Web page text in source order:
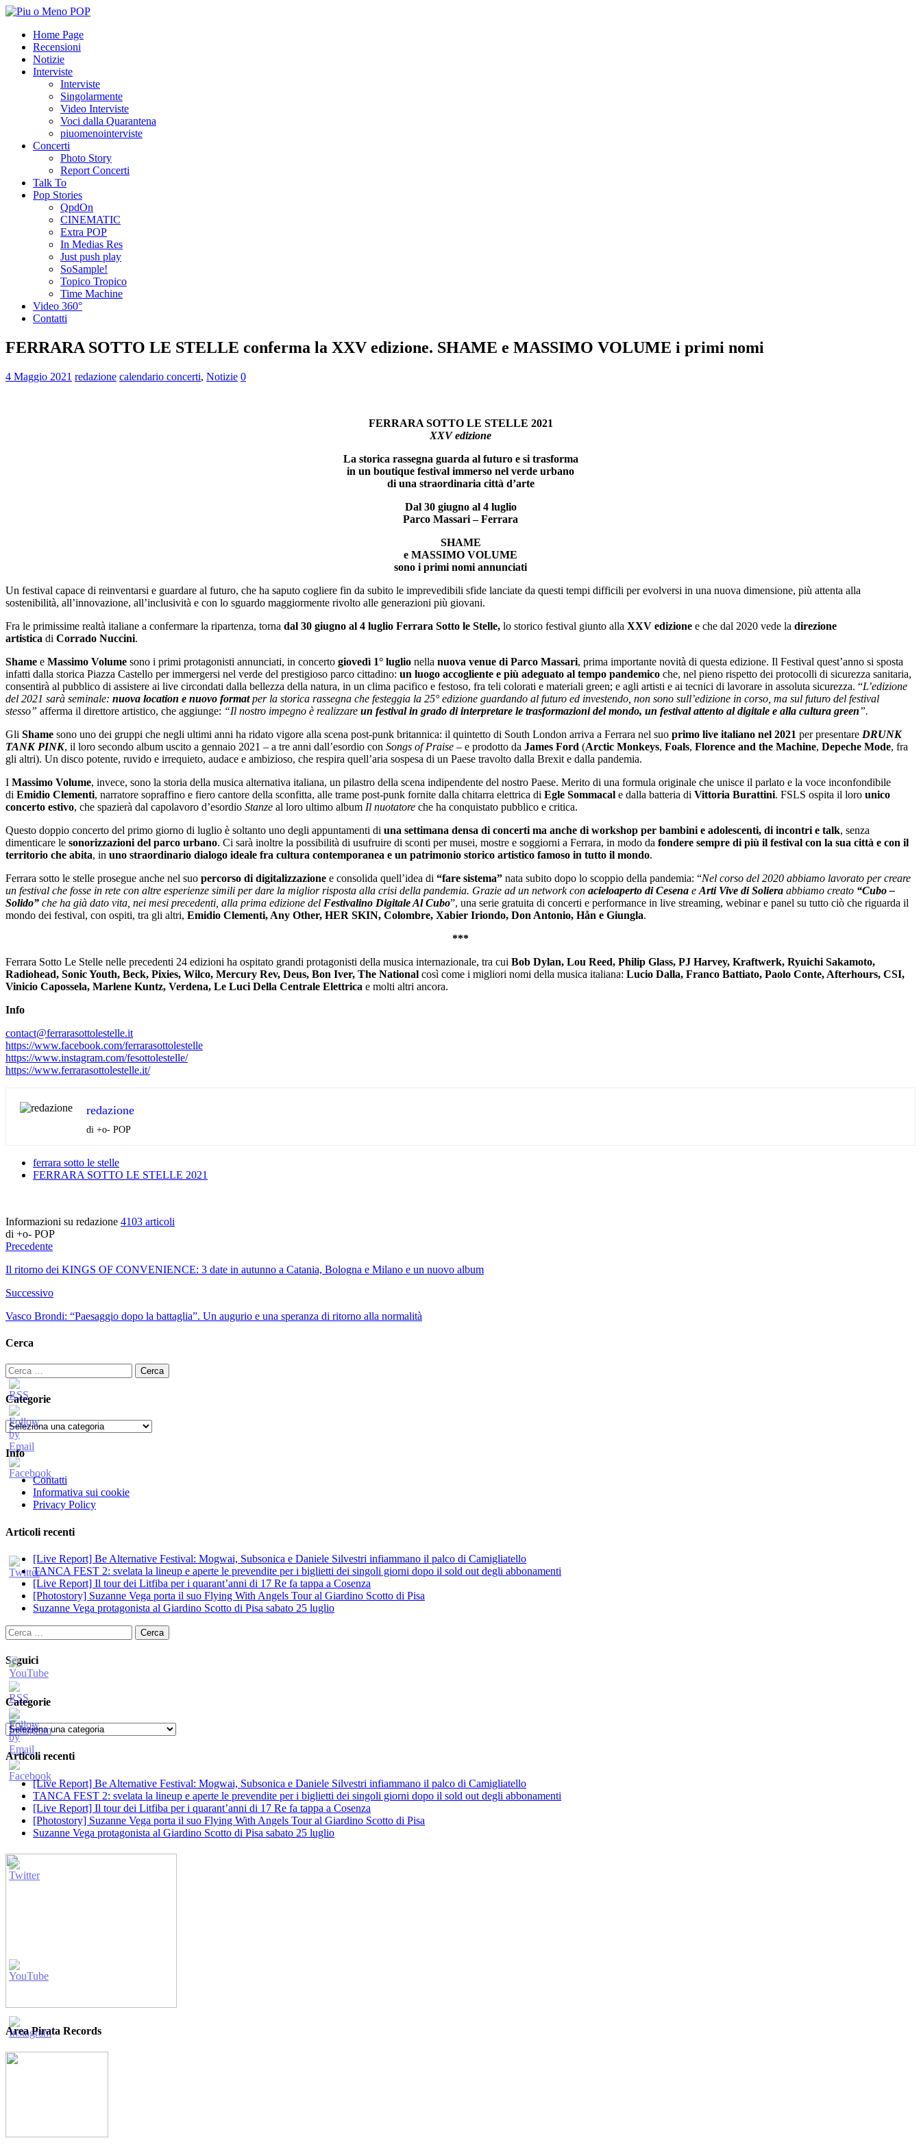
Home Page
Recensioni
Notizie
Interviste
Interviste
Singolarmente
Video Interviste
Voci dalla Quarantena
piuomenointerviste
Concerti
Photo Story
Report Concerti
Talk To
Pop Stories
QpdOn
CINEMATIC
Extra POP
In Medias Res
Just push play
SoSample!
Topico Tropico
Time Machine
Video 360°
Contatti
FERRARA SOTTO LE STELLE conferma la XXV edizione. SHAME e MASSIMO VOLUME i primi nomi
4 Maggio 2021 redazione calendario concerti, Notizie 0
FERRARA SOTTO LE STELLE 2021
XXV edizione
La storica rassegna guarda al futuro e si trasforma
in un boutique festival immerso nel verde urbano
di una straordinaria città d’arte
Dal 30 giugno al 4 luglio
Parco Massari – Ferrara
SHAME
e MASSIMO VOLUME
sono i primi nomi annunciati
Un festival capace di reinventarsi e guardare al futuro, che ha saputo cogliere fin da subito le imprevedibili sfide lanciate da questi tempi difficili per evolversi in una nuova dimensione, più attenta alla
sostenibilità, all’innovazione, all’inclusività e con lo sguardo maggiormente rivolto alle generazioni più giovani.
Fra le primissime realtà italiane a confermare la ripartenza, torna dal 30 giugno al 4 luglio Ferrara Sotto le Stelle, lo storico festival giunto alla XXV edizione e che dal 2020 vede la direzione
artistica di Corrado Nuccini.
Shame e Massimo Volume sono i primi protagonisti annunciati, in concerto giovedì 1° luglio nella nuova venue di Parco Massari, prima importante novità di questa edizione. Il Festival quest’anno si sposta
infatti dalla storica Piazza Castello per immergersi nel verde del prestigioso parco cittadino: un luogo accogliente e più adeguato al tempo pandemico che, nel pieno rispetto dei protocolli di sicurezza sanitaria,
consentirà al pubblico di assistere ai live circondati dalla bellezza della natura, in un clima pacifico e festoso, fra teli colorati e materiali green; e agli artisti e ai tecnici di lavorare in assoluta sicurezza. “L’edizione
del 2021 sarà seminale: nuova location e nuovo formatper la storica rassegna che festeggia la 25° edizione guardando al futuro ed investendo, non sono sull’edizione in corso, ma sul futuro del festival
stesso” afferma il direttore artistico, che aggiunge: “Il nostro impegno è realizzare un festival in grado di interpretare le trasformazioni del mondo, un festival attento al digitale e alla cultura green”.
Gli Shame sono uno dei gruppi che negli ultimi anni ha ridato vigore alla scena post-punk britannica: il quintetto di South London arriva a Ferrara nel suo primo live italiano nel 2021 per presentare DRUNK
TANK PINK, il loro secondo album uscito a gennaio 2021 – a tre anni dall’esordio con Songs of Praise – e prodotto da James Ford (Arctic Monkeys, Foals, Florence and the Machine, Depeche Mode, fra
gli altri). Un disco potente, ruvido e irrequieto, audace e ambizioso, che respira quell’aria sospesa di un Paese travolto dalla Brexit e dalla pandemia.
I Massimo Volume, invece, sono la storia della musica alternativa italiana, un pilastro della scena indipendente del nostro Paese. Merito di una formula originale che unisce il parlato e la voce inconfondibile
di Emidio Clementi, narratore sopraffino e fiero cantore della sconfitta, alle trame post-punk fornite dalla chitarra elettrica di Egle Sommacal e dalla batteria di Vittoria Burattini. FSLS ospita il loro unico
concerto estivo, che spazierà dal capolavoro d’esordio Stanze al loro ultimo album Il nuotatore che ha conquistato pubblico e critica.
Questo doppio concerto del primo giorno di luglio è soltanto uno degli appuntamenti di una settimana densa di concerti ma anche di workshop per bambini e adolescenti, di incontri e talk, senza
dimenticare le sonorizzazioni del parco urbano. Ci sarà inoltre la possibilità di usufruire di sconti per musei, mostre e soggiorni a Ferrara, in modo da fondere sempre di più il festival con la sua città e con il
territorio che abita, in uno straordinario dialogo ideale fra cultura contemporanea e un patrimonio storico artistico famoso in tutto il mondo.
Ferrara sotto le stelle prosegue anche nel suo percorso di digitalizzazione e consolida quell’idea di “fare sistema” nata subito dopo lo scoppio della pandemia: “Nel corso del 2020 abbiamo lavorato per creare
un festival che fosse in rete con altre esperienze simili per dare la miglior risposta alla crisi della pandemia. Grazie ad un network con acieloaperto di Cesena e Arti Vive di Soliera abbiamo creato “Cubo –
Solido” che ha già dato vita, nei mesi precedenti, alla prima edizione del Festivalino Digitale Al Cubo”, una serie gratuita di concerti e performance in live streaming, webinar e panel su tutto ciò che riguarda il
mondo dei festival, con ospiti, tra gli altri, Emidio Clementi, Any Other, HER SKIN, Colombre, Xabier Iriondo, Don Antonio, Hån e Giungla.
***
Ferrara Sotto Le Stelle nelle precedenti 24 edizioni ha ospitato grandi protagonisti della musica internazionale, tra cui Bob Dylan, Lou Reed, Philip Glass, PJ Harvey, Kraftwerk, Ryuichi Sakamoto,
Radiohead, Sonic Youth, Beck, Pixies, Wilco, Mercury Rev, Deus, Bon Iver, The National così come i migliori nomi della musica italiana: Lucio Dalla, Franco Battiato, Paolo Conte, Afterhours, CSI,
Vinicio Capossela, Marlene Kuntz, Verdena, Le Luci Della Centrale Elettrica e molti altri ancora.
Info
contact@ferrarasottolestelle.it
https://www.facebook.com/ferrarasottolestelle
https://www.instagram.com/fesottolestelle/
https://www.ferrarasottolestelle.it/
redazione
di +o- POP
ferrara sotto le stelle
FERRARA SOTTO LE STELLE 2021
Informazioni su redazione 4103 articoli
di +o- POP
Precedente
Il ritorno dei KINGS OF CONVENIENCE: 3 date in autunno a Catania, Bologna e Milano e un nuovo album
Successivo
Vasco Brondi: “Paesaggio dopo la battaglia”. Un augurio e una speranza di ritorno alla normalità
Cerca
Ricerca
per:
Categorie
Categorie
Info
Contatti
Informativa sui cookie
Privacy Policy
Articoli recenti
[Live Report] Be Alternative Festival: Mogwai, Subsonica e Daniele Silvestri infiammano il palco di Camigliatello
TANCA FEST 2: svelata la lineup e aperte le prevendite per i biglietti dei singoli giorni dopo il sold out degli abbonamenti
[Live Report] Il tour dei Litfiba per i quarant’anni di 17 Re fa tappa a Cosenza
[Photostory] Suzanne Vega porta il suo Flying With Angels Tour al Giardino Scotto di Pisa
Suzanne Vega protagonista al Giardino Scotto di Pisa sabato 25 luglio
Ricerca
per:
Seguici
Categorie
Categorie
Articoli recenti
[Live Report] Be Alternative Festival: Mogwai, Subsonica e Daniele Silvestri infiammano il palco di Camigliatello
TANCA FEST 2: svelata la lineup e aperte le prevendite per i biglietti dei singoli giorni dopo il sold out degli abbonamenti
[Live Report] Il tour dei Litfiba per i quarant’anni di 17 Re fa tappa a Cosenza
[Photostory] Suzanne Vega porta il suo Flying With Angels Tour al Giardino Scotto di Pisa
Suzanne Vega protagonista al Giardino Scotto di Pisa sabato 25 luglio
Area Pirata Records